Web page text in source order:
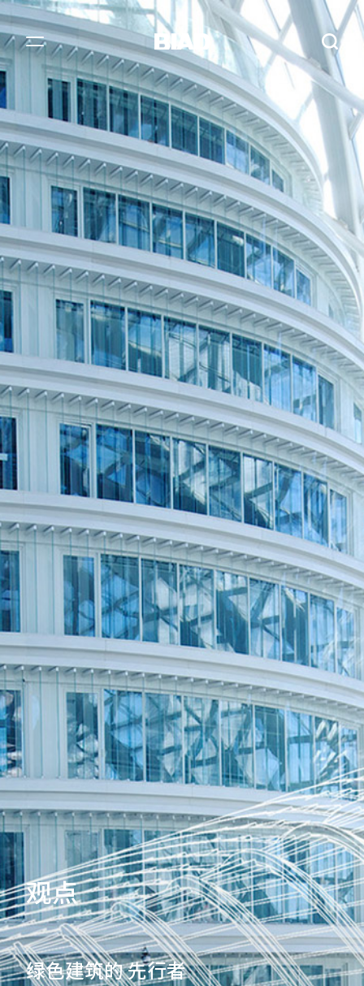
观点
文化自信的 演绎者